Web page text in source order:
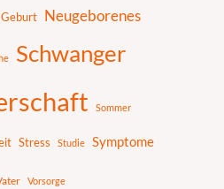
Neugeborenes
Schwanger
Sommer
Stress Studie Symptome
Vorsorge